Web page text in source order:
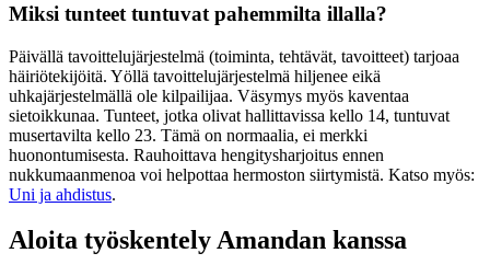
Miksi tunteet tuntuvat pahemmilta illalla?
Päivällä tavoittelujärjestelmä (toiminta, tehtävät, tavoitteet) tarjoaa
häiriötekijöitä. Yöllä tavoittelujärjestelmä hiljenee eikä
uhkajärjestelmällä ole kilpailijaa. Väsymys myös kaventaa
sietoikkunaa. Tunteet, jotka olivat hallittavissa kello 14, tuntuvat
musertavilta kello 23. Tämä on normaalia, ei merkki
huonontumisesta. Rauhoittava hengitysharjoitus ennen
nukkumaanmenoa voi helpottaa hermoston siirtymistä. Katso myös:
Uni ja ahdistus.
Aloita työskentely Amandan kanssa